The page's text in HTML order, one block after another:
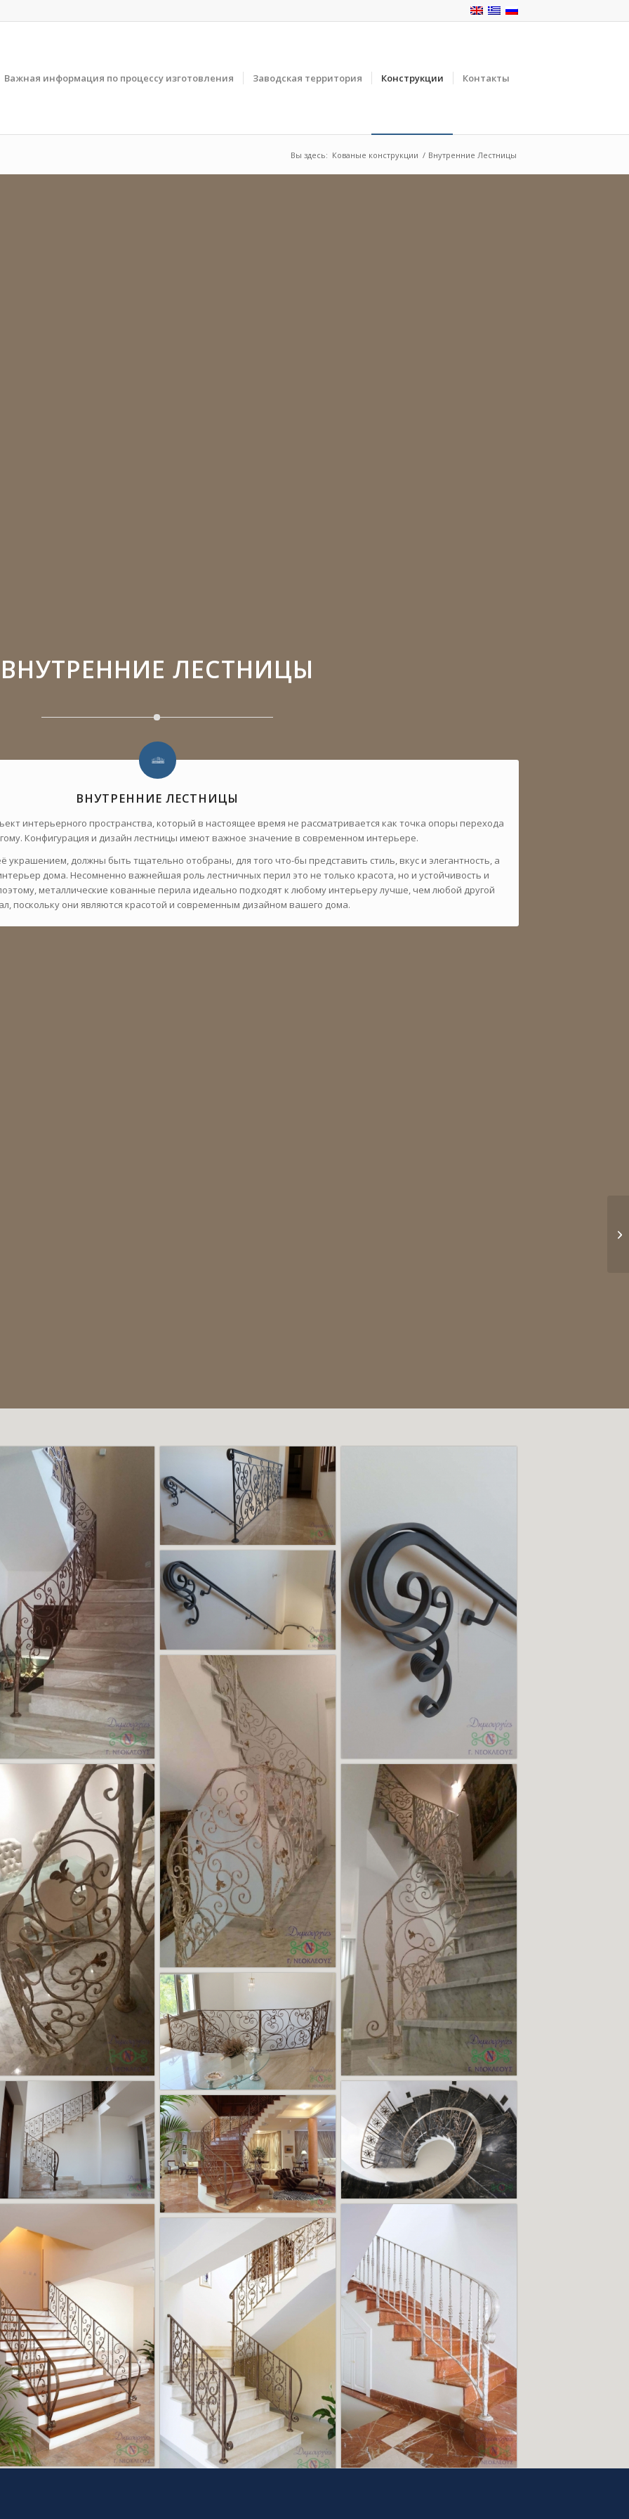
Важная информация по процессу изготовления Заводская территория Конструкции Контакты
Вы здесь: Кованые конструкции / Внутренние Лестницы
ВНУТРЕННИЕ ЛЕСТНИЦЫ
ВНУТРЕННИЕ ЛЕСТНИЦЫ
интерьерного пространства, который в настоящее время не рассматривается как точка опоры перехода
Конфигурация и дизайн лестницы имеют важное значение в современном интерьере.
украшением, должны быть тщательно отобраны, для того что-бы представить стиль, вкус и элегантность, а
дома. Несомненно важнейшая роль лестничных перил это не только красота, но и устойчивость и
металлические кованные перила идеально подходят к любому интерьеру лучше, чем любой другой
поскольку они являются красотой и современным дизайном вашего дома.